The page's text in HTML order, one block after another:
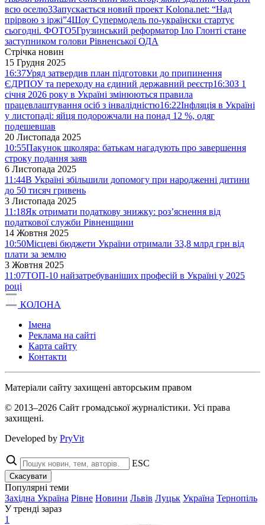
всю оселю3Запускається новий проект Kolona.net: “Над
прірвою з іржі”4Шоу Супермодель по-українски стартує
сьогодні. ФОТО5Грузинський реформатор Іло Глонті стане
заступником голови Рівненської ОДА
Стрічка новин
15 Грудня 2025
16:37Уряд затвердив план підготовки до припинення
ЄДРПОУ та переходу на єдиний державний реєстр16:30З 1
січня 2026 року в Україні змінюються правила
працевлаштування осіб з інвалідністю16:22Інфляція в Україні
у листопаді: яйця подорожчали на понад 12 %, одяг
подешевшав
20 Листопада 2025
10:55Пакунок школяра: батькам нагадують про завершення
строку подання заяв
6 Листопада 2025
11:44В Україні збільшили допомогу при народженні дитини
до 50 тисяч гривень
3 Листопада 2025
11:18Як отримати податкову знижку: роз’яснення від
податкової служби Рівненщини
14 Жовтня 2025
10:50Місцеві бюджети України отримали 33,8 млрд грн від
плати за землю
3 Жовтня 2025
11:07ТОП-10 найзатребуваніших професій в Україні у 2025
році
КОЛОНА
Імена
Реклама на сайті
Карта сайту
Контакти
Матеріали сайту захищені авторським правом
© 2013–2026 Сайт громадської журналістики. Усі права
захищені.
Developed by PryVit
ESC
Скасувати
Популярні теми
Західна Україна Рівне Новини Львів Луцьк Україна Тернопіль
У тренді зараз
1